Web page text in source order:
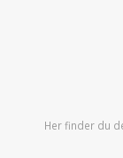
Her finder du